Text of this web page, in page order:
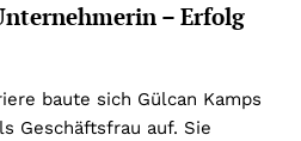
– Erfolg
baute sich Gülcan Kamps
Geschäftsfrau auf. Sie